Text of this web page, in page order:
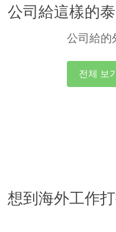
公司給這樣的
公司給的
전체 보
想到海外工作